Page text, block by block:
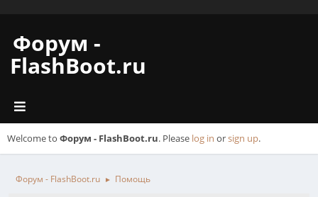
Форум -
FlashBoot.ru
Welcome to Форум - FlashBoot.ru. Please log in orsign up.
Форум - FlashBoot.ru ► Помощь